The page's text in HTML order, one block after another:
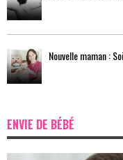
Nouvelle maman :
ENVIE DE BÉBÉ